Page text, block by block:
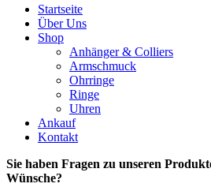
Close
Menu
Startseite
Über Uns
Shop
Anhänger & Colliers
Armschmuck
Ohrringe
Ringe
Uhren
Ankauf
Kontakt
Sie haben Fragen zu unseren
Wünsche?